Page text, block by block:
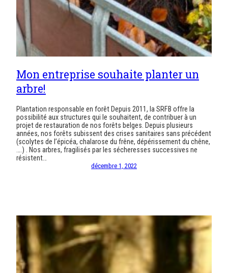
Mon entreprise souhaite planter un
arbre!
Plantation responsable en forêt Depuis 2011, la SRFB offre la
possibilité aux structures qui le souhaitent, de contribuer à un
projet de restauration de nos forêts belges. Depuis plusieurs
années, nos forêts subissent des crises sanitaires sans précédent
(scolytes de l’épicéa, chalarose du frêne, dépérissement du chêne,
….) . Nos arbres, fragilisés par les sécheresses successives ne
résistent…
décembre 1, 2022